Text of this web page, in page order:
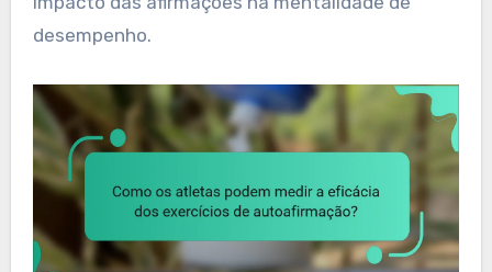
desempenho.